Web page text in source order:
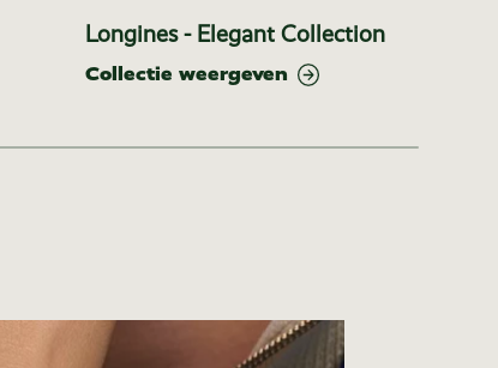
Longines - Elegant Collection
Collectie weergeven